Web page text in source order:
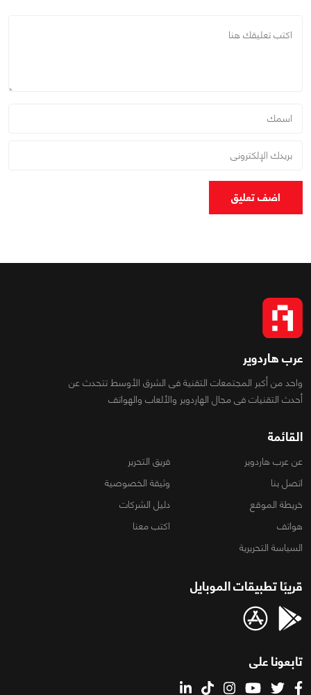
اضف تعليق
عرب هاردوير
واحد من أكبر المجتمعات التقنية فى الشرق الأوسط تتحدث عن
أحدث التقنيات فى مجال الهاردوير والألعاب والهواتف
القائمة
عن عرب هاردوير
فريق التحرير
اتصل بنا
وثيقة الخصوصية
خريطة الموقع
دليل الشركات
هواتف
اكتب معنا
السياسة التحريرية
قريبًا تطبيقات الموبايل
تابعونا على